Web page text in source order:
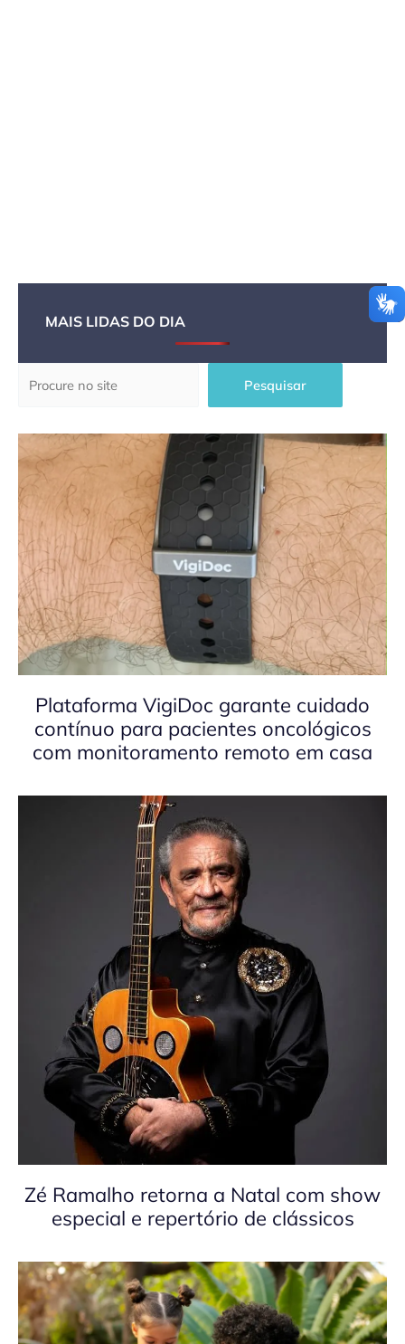
MAIS LIDAS DO DIA
Pesquisar
Plataforma VigiDoc garante cuidado
contínuo para pacientes oncológicos
com monitoramento remoto em casa
Zé Ramalho retorna a Natal com show
especial e repertório de clássicos